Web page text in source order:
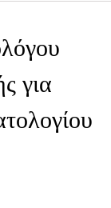
για